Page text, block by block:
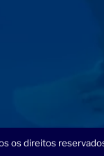
os direitos